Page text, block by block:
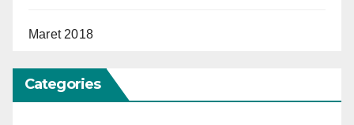
Maret 2018
Categories